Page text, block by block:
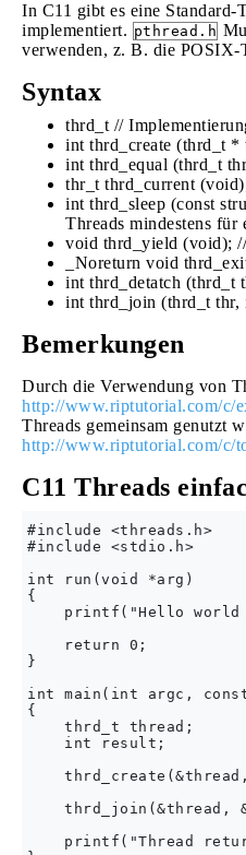
In C11 gibt es eine
implementiert. pthread.h
verwenden, z. B. die POSIX-
Syntax
thrd_t //
int thrd_create (thrd_t *
int thrd_equal (thrd_t
thr_t thrd_current
int thrd_sleep (const
Threads mindestens für
void thrd_yield (void); //
_Noreturn void
int thrd_detatch (thrd_t
int thrd_join (thrd_t thr,
Bemerkungen
Durch die Verwendung von
http://www.riptutorial.com/c/
Threads gemeinsam genutzt
http://www.riptutorial.com/c/
C11 Threads
#include <threads.h>
#include <stdio.h>
int run(void *arg)
{
printf("Hello world
    return 0;
}
int main(int argc,
{
    thrd_t thread;
    int result;
thrd_join(&thread,
printf("Thread